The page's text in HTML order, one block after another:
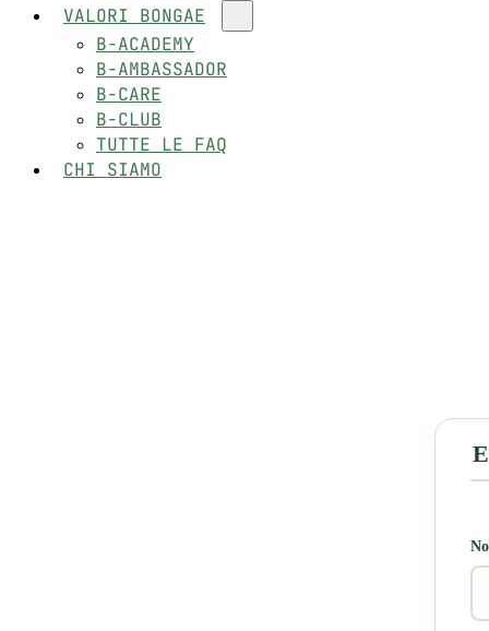
VALORI BONGAE
B-ACADEMY
B-AMBASSADOR
B-CARE
B-CLUB
TUTTE LE FAQ
CHI SIAMO